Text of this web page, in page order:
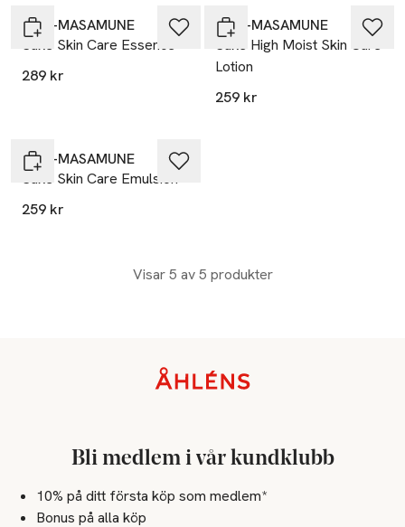
KIKU-MASAMUNE
Sake Skin Care Essence
289 kr
KIKU-MASAMUNE
Sake High Moist​ Skin Care
Lotion
259 kr
KIKU-MASAMUNE
Sake Skin Care Emulsion
259 kr
Visar 5 av 5 produkter
Bli medlem i vår kundklubb
10% på ditt första köp som medlem*
Bonus på alla köp